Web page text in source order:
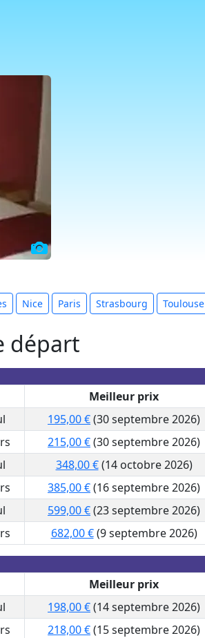
Nice Paris Strasbourg Toulouse
départ
Meilleur prix
195,00 €(30 septembre 2026)
215,00 €(30 septembre 2026)
348,00 €(14 octobre 2026)
385,00 €(16 septembre 2026)
599,00 €(23 septembre 2026)
682,00 €(9 septembre 2026)
Meilleur prix
198,00 €(14 septembre 2026)
218,00 €(15 septembre 2026)